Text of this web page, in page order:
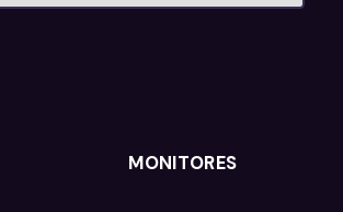
MONITORES